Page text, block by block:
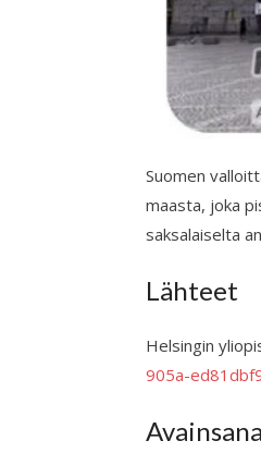
Suomen
maasta, joka
saksalaiselta
Lähteet
Helsingin
905a-